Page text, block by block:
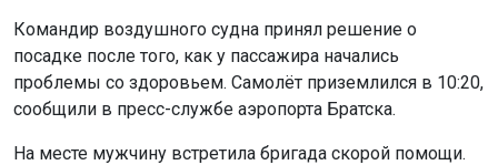
Командир воздушного судна принял решение о
посадке после того, как у пассажира начались
проблемы со здоровьем. Самолёт приземлился в 10:20,
сообщили в пресс-службе аэропорта Братска.
На месте мужчину встретила бригада скорой помощи.